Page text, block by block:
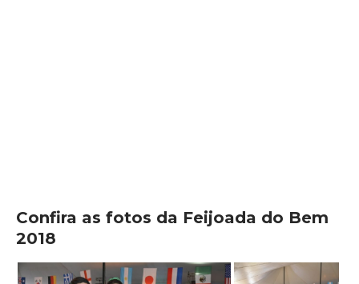
Confira as fotos da Feijoada do Bem
2018